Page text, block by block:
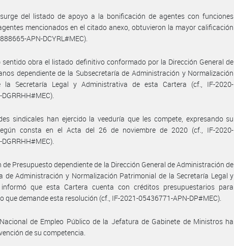
del listado de apoyo a la bonificación de agentes con funciones
mencionados en el citado anexo, obtuvieron la mayor calificación
APN-DCYRL#MEC).
sentido obra el listado definitivo conformado por la Dirección General de
dependiente de la Subsecretaría de Administración y Normalización
la Secretaría Legal y Administrativa de esta Cartera (cf., IF-2020-
sindicales han ejercido la veeduría que les compete, expresando su
consta en el Acta del 26 de noviembre de 2020 (cf., IF-2020-
de Presupuesto dependiente de la Dirección General de Administración de
de Administración y Normalización Patrimonial de la Secretaría Legal y
que esta Cartera cuenta con créditos presupuestarios para
que demande esta resolución (cf., IF-2021-05436771-APN-DP#MEC).
de Empleo Público de la Jefatura de Gabinete de Ministros ha
de su competencia.